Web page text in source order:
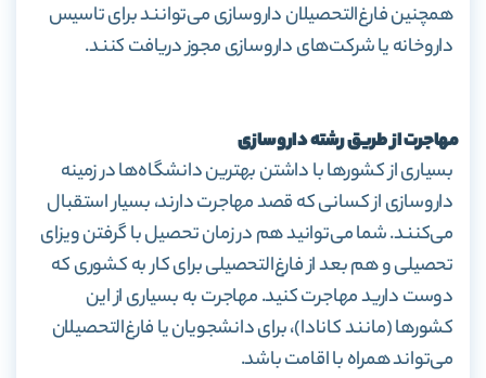
همچنین‌ فارغ‌التحصیلان داروسازی می‌توانند برای تاسیس
داروخانه یا شرکت‌های داروسازی مجوز دریافت کنند.
مهاجرت از طریق رشته داروسازی
بسیاری از کشورها با داشتن بهترین دانشگاه‌ها در زمینه
داروسازی از کسانی که قصد مهاجرت دارند، بسیار استقبال
می‌کنند. شما می‌توانید هم در زمان تحصیل با گرفتن ویزای
تحصیلی و هم بعد از فارغ‌التحصیلی برای کار به کشوری که
دوست دارید مهاجرت کنید. مهاجرت به بسیاری از این
کشورها (مانند کانادا)، برای دانشجویان یا فارغ‌التحصیلان
می‌تواند همراه با اقامت باشد.